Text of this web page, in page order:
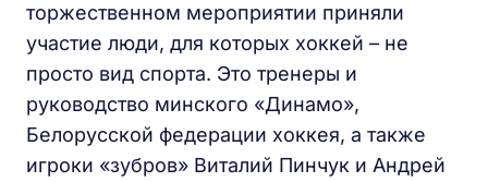
торжественном мероприятии приняли
участие люди, для которых хоккей – не
просто вид спорта. Это тренеры и
руководство минского «Динамо»,
Белорусской федерации хоккея, а также
игроки «зубров» Виталий Пинчук и Андрей